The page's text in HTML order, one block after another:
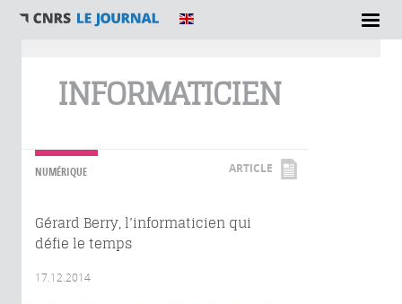
INFORMATICIEN
NUMÉRIQUE ARTICLE
Gérard Berry, l’informaticien qui
défie le temps
17.12.2014